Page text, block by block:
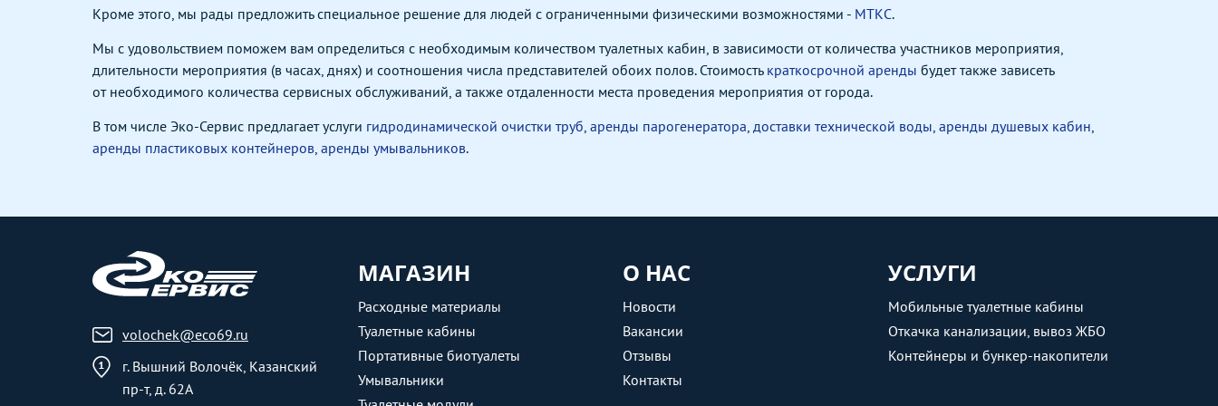
Кроме этого, мы рады предложить специальное решение для людей с ограниченными физическими возможностями - МТКС.
Мы c удовольствием поможем вам определиться с необходимым количеством туалетных кабин, в зависимости от количества участников мероприятия,
длительности мероприятия (в часах, днях) и соотношения числа представителей обоих полов. Стоимость краткосрочной аренды будет также зависеть
от необходимого количества сервисных обслуживаний, а также отдаленности места проведения мероприятия от города.
В том числе Эко-Сервис предлагает услуги гидродинамической очистки труб, аренды парогенератора, доставки технической воды, аренды душевых кабин,
аренды пластиковых контейнеров, аренды умывальников.
volochek@eco69.ru
г. Вышний Волочёк, Казанский
пр-т, д. 62А
МАГАЗИН
Расходные материалы
Туалетные кабины
Портативные биотуалеты
Умывальники
О НАС
Новости
Вакансии
Отзывы
Контакты
УСЛУГИ
Мобильные туалетные кабины
Откачка канализации, вывоз ЖБО
Контейнеры и бункер-накопители